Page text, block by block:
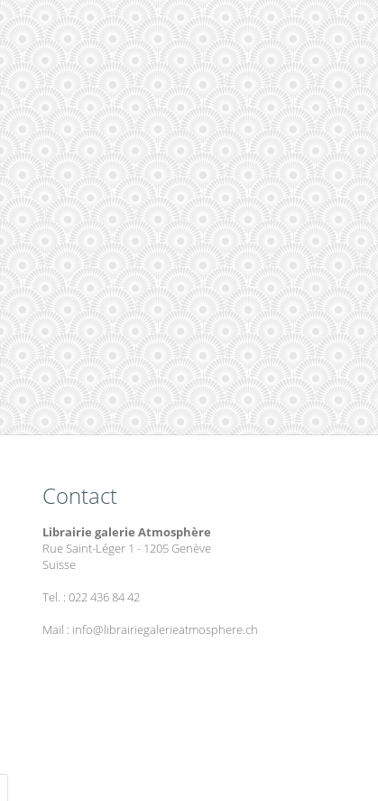
Contact
Librairie galerie Atmosphère
Rue Saint-Léger 1 - 1205 Genève
Suisse
Tel. : 022 436 84 42
Mail : info@librairiegalerieatmosphere.ch